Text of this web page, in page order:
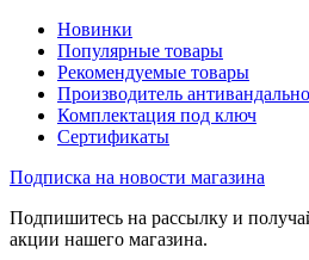
Новинки
Популярные товары
Рекомендуемые товары
Производитель
Комплектация под ключ
Сертификаты
Подписка на новости магазина
Подпишитесь на рассылку и
акции нашего магазина.